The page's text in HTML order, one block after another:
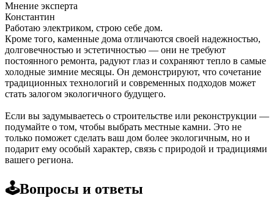
Мнение эксперта
Константин
Работаю электриком, строю себе дом.
Кроме того, каменные дома отличаются своей надежностью,
долговечностью и эстетичностью — они не требуют
постоянного ремонта, радуют глаз и сохраняют тепло в самые
холодные зимние месяцы. Он демонстрируют, что сочетание
традиционных технологий и современных подходов может
стать залогом экологичного будущего.
Если вы задумываетесь о строительстве или реконструкции —
подумайте о том, чтобы выбрать местные камни. Это не
только поможет сделать ваш дом более экологичным, но и
подарит ему особый характер, связь с природой и традициями
вашего региона.
🕹️Вопросы и ответы